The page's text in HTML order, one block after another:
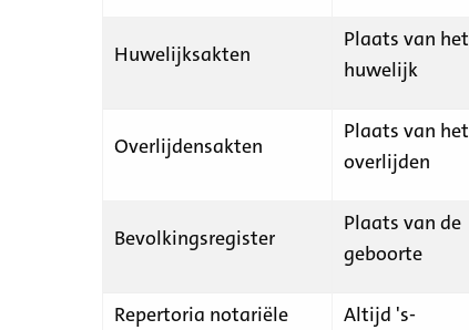
Huwelijksakten
Plaats van het
huwelijk
Overlijdensakten
Plaats van het
overlijden
Bevolkingsregister
Plaats van de
geboorte
Repertoria notariële
Altijd 's-